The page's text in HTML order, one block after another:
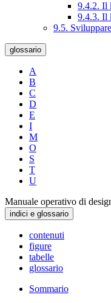
9.4.2. Il
9.4.3. Il
9.5.
glossario
A
B
C
D
E
I
M
O
S
T
U
Manuale operativo di
indici e glossario
contenuti
figure
tabelle
glossario
Sommario